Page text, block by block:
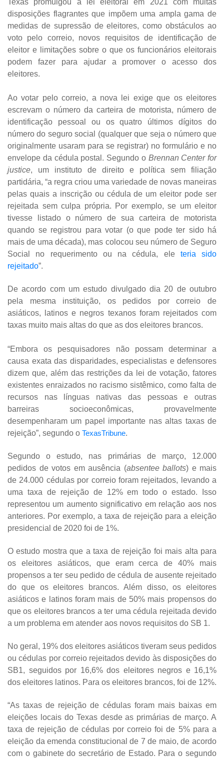
disposições flagrantes que impõem uma ampla gama de
medidas de supressão de eleitores, como obstáculos ao
voto pelo correio, novos requisitos de identificação de
eleitor e limitações sobre o que os funcionários eleitorais
podem fazer para ajudar a promover o acesso dos
eleitores.
Ao votar pelo correio, a nova lei exige que os eleitores
escrevam o número da carteira de motorista, número de
identificação pessoal ou os quatro últimos dígitos do
número do seguro social (qualquer que seja o número que
originalmente usaram para se registrar) no formulário e no
envelope da cédula postal. Segundo o Brennan Center for
justice, um instituto de direito e política sem filiação
partidária, “a regra criou uma variedade de novas maneiras
pelas quais a inscrição ou cédula de um eleitor pode ser
rejeitada sem culpa própria. Por exemplo, se um eleitor
tivesse listado o número de sua carteira de motorista
quando se registrou para votar (o que pode ter sido há
mais de uma década), mas colocou seu número de Seguro
Social no requerimento ou na cédula, ele teria sido
rejeitado”.
De acordo com um estudo divulgado dia 20 de outubro
pela mesma instituição,
os pedidos por correio de
asiáticos, latinos e negros texanos foram rejeitados com
taxas muito mais altas do que as dos eleitores brancos.
“Embora os pesquisadores não possam determinar a
causa exata das disparidades, especialistas e defensores
dizem que, além das restrições da lei de votação, fatores
existentes enraizados no racismo sistêmico, como falta de
recursos nas línguas nativas das pessoas e outras
barreiras socioeconômicas, provavelmente
desempenharam um papel importante nas altas taxas de
rejeição”, segundo o TexasTribune.
Segundo o estudo, nas primárias de março, 12.000
pedidos de votos em ausência (absentee ballots) e mais
de 24.000 cédulas por correio foram rejeitados, levando a
uma taxa de rejeição de 12% em todo o estado. Isso
representou um aumento significativo em relação aos nos
anteriores. Por exemplo, a taxa de rejeição para a eleição
presidencial de 2020 foi de 1%.
O estudo mostra que a taxa de rejeição foi mais alta para
os eleitores asiáticos, que eram cerca de 40% mais
propensos a ter seu pedido de cédula de ausente rejeitado
do que os eleitores brancos. Além disso, os eleitores
asiáticos e latinos foram mais de 50% mais propensos do
que os eleitores brancos a ter uma cédula rejeitada devido
a um problema em atender aos novos requisitos do SB 1.
No geral, 19% dos eleitores asiáticos tiveram seus pedidos
ou cédulas por correio rejeitados devido às disposições do
SB1, seguidos por 16,6% dos eleitores negros e 16,1%
dos eleitores latinos. Para os eleitores brancos, foi de 12%.
“As taxas de rejeição de cédulas foram mais baixas em
eleições locais do Texas desde as primárias de março. A
taxa de rejeição de cédulas por correio foi de 5% para a
eleição da emenda constitucional de 7 de maio, de acordo
com o gabinete do secretário de Estado. Para o segundo